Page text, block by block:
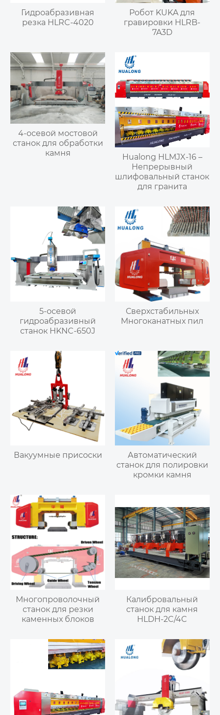
Гидроабразивная
резка HLRC-4020
Робот KUKA для
гравировки HLRB-
7A3D
4-осевой мостовой
станок для обработки
камня
Hualong HLMJX-16 –
Непрерывный
шлифовальный станок
для гранита
5-осевой
гидроабразивный
станок HKNC-650J
Сверхстабильных
Многоканатных пил
Вакуумные присоски
Автоматический
станок для полировки
кромки камня
Многопроволочный
станок для резки
каменных блоков
Калибровальный
станок для камня
HLDH-2C/4C